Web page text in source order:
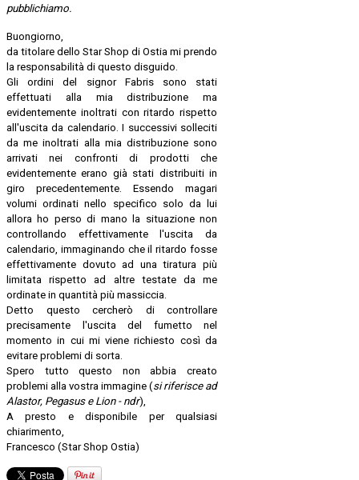
pubblichiamo.
Buongiorno,
da titolare dello Star Shop di Ostia mi prendo
la responsabilità di questo disguido.
Gli ordini del signor Fabris sono stati
effettuati alla mia distribuzione ma
evidentemente inoltrati con ritardo rispetto
all'uscita da calendario. I successivi solleciti
da me inoltrati alla mia distribuzione sono
arrivati nei confronti di prodotti che
evidentemente erano già stati distribuiti in
giro precedentemente. Essendo magari
volumi ordinati nello specifico solo da lui
allora ho perso di mano la situazione non
controllando effettivamente l'uscita da
calendario, immaginando che il ritardo fosse
effettivamente dovuto ad una tiratura più
limitata rispetto ad altre testate da me
ordinate in quantità più massiccia.
Detto questo cercherò di controllare
precisamente l'uscita del fumetto nel
momento in cui mi viene richiesto così da
evitare problemi di sorta.
Spero tutto questo non abbia creato
problemi alla vostra immagine (si riferisce ad
Alastor, Pegasus e Lion - ndr),
A presto e disponibile per qualsiasi
chiarimento,
Francesco (Star Shop Ostia)